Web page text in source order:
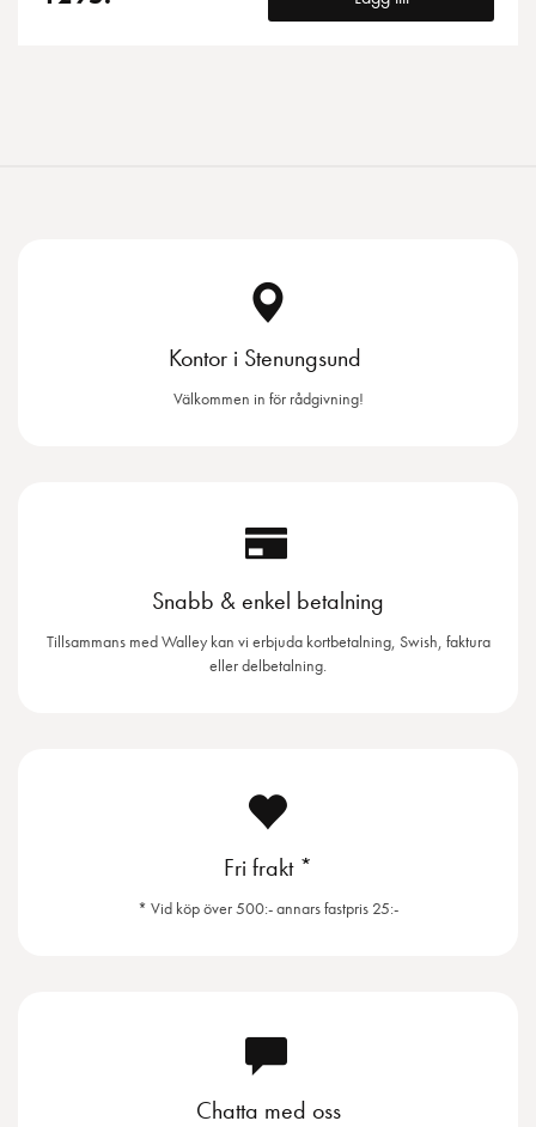
Kontor i Stenungsund
Välkommen in för rådgivning!
Snabb & enkel betalning
Tillsammans med Walley kan vi erbjuda kortbetalning, Swish, faktura
eller delbetalning.
Fri frakt *
* Vid köp över 500:- annars fastpris 25:-
Chatta med oss